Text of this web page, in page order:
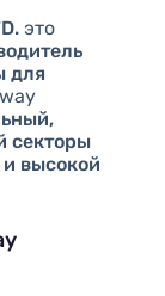
это
для
секторы
высокой